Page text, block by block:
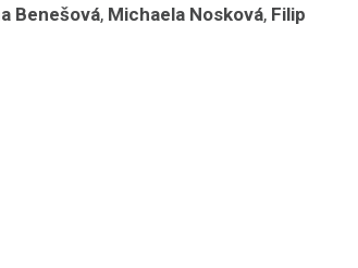
Benešová, Michaela Nosková, Filip